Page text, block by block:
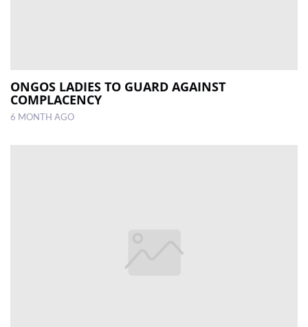
ONGOS LADIES TO GUARD AGAINST
COMPLACENCY
6 MONTH AGO